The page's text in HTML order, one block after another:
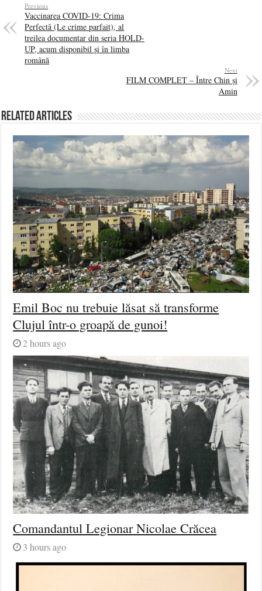
Previous
Vaccinarea COVID-19: Crima
Perfectă (Le crime parfait), al
treilea documentar din seria HOLD-
UP, acum disponibil și în limba
română
Next
FILM COMPLET – Între Chin și
Amin
Related Articles
Emil Boc nu trebuie lăsat să transforme
Clujul într-o groapă de gunoi!
2 hours ago
Comandantul Legionar Nicolae Crăcea
3 hours ago